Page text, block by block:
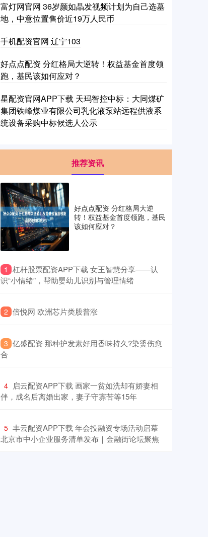
富灯网官网 36岁颜如晶发视频计划为自己选墓
地，中意位置售价近19万人民币
手机配资官网 辽宁103
好点点配资 分红格局大逆转！权益基金首度领
跑，基民该如何应对？
星配资官网APP下载 天玛智控中标：大同煤矿
集团铁峰煤业有限公司乳化液泵站远程供液系
统设备采购中标候选人公示
推荐资讯
好点点配资 分红格局大逆
转！权益基金首度领跑，基民
该如何应对？
1 ​杠杆股票配资APP下载 女王智慧分享——认
识“小情绪”，帮助婴幼儿识别与管理情绪
2 ​倍悦网 欧洲芯片类股普涨
3 ​亿盛配资 那种护发素好用香味持久?染烫伤愈
合
4 ​启云配资APP下载 画家一贫如洗却有娇妻相
伴，成名后离婚出家，妻子守寡苦等15年
5 ​丰云配资APP下载 年会投融资专场活动启幕
北京市中小企业服务清单发布｜金融街论坛聚焦